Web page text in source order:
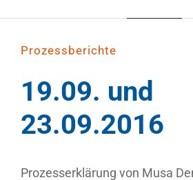
Prozessberichte
19.09. und
23.09.2016
Prozesserklärung von Musa